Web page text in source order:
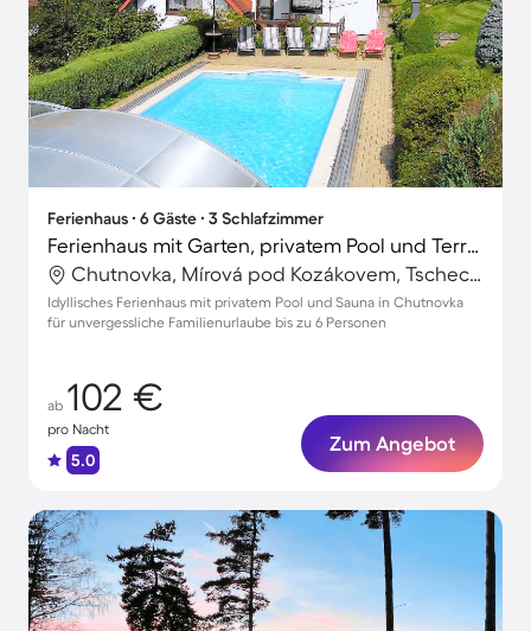
Ferienhaus ∙ 6 Gäste ∙ 3 Schlafzimmer
Ferienhaus mit Garten, privatem Pool und Terrasse
Chutnovka, Mírová pod Kozákovem, Tschechische Republik
Idyllisches Ferienhaus mit privatem Pool und Sauna in Chutnovka
für unvergessliche Familienurlaube bis zu 6 Personen
ab 102 €
pro Nacht
5.0
Zum Angebot